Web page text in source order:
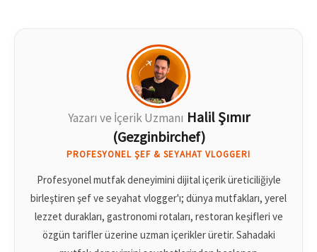
Yazarı ve İçerik Uzmanı Halil Şımır
(Gezginbirchef)
PROFESYONEL ŞEF & SEYAHAT VLOGGERI
Profesyonel mutfak deneyimini dijital içerik üreticiliğiyle
birleştiren şef ve seyahat vlogger'ı; dünya mutfakları, yerel
lezzet durakları, gastronomi rotaları, restoran keşifleri ve
özgün tarifler üzerine uzman içerikler üretir. Sahadaki